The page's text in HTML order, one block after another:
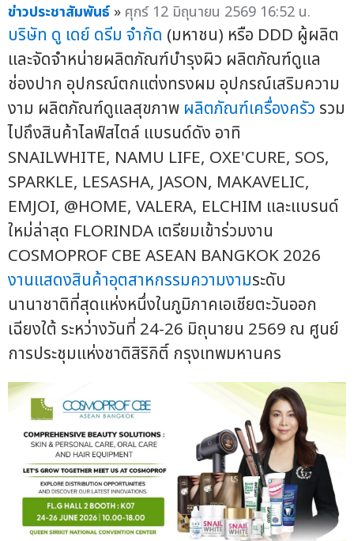
ข่าวประชาสัมพันธ์ » ศุกร์ 12 มิถุนายน 2569 16:52 น.
บริษัท ดู เดย์ ดรีม จำกัด (มหาชน) หรือ DDD ผู้ผลิต
และจัดจำหน่ายผลิตภัณฑ์บำรุงผิว ผลิตภัณฑ์ดูแล
ช่องปาก อุปกรณ์ตกแต่งทรงผม อุปกรณ์เสริมความ
งาม ผลิตภัณฑ์ดูแลสุขภาพ ผลิตภัณฑ์เครื่องครัว รวม
ไปถึงสินค้าไลฟ์สไตล์ แบรนด์ดัง อาทิ
SNAILWHITE, NAMU LIFE, OXE'CURE, SOS,
SPARKLE, LESASHA, JASON, MAKAVELIC,
EMJOI, @HOME, VALERA, ELCHIM และแบรนด์
ใหม่ล่าสุด FLORINDA เตรียมเข้าร่วมงาน
COSMOPROF CBE ASEAN BANGKOK 2026
งานแสดงสินค้าอุตสาหกรรมความงามระดับ
นานาชาติที่สุดแห่งหนึ่งในภูมิภาคเอเชียตะวันออก
เฉียงใต้ ระหว่างวันที่ 24-26 มิถุนายน 2569 ณ ศูนย์
การประชุมแห่งชาติสิริกิติ์ กรุงเทพมหานคร